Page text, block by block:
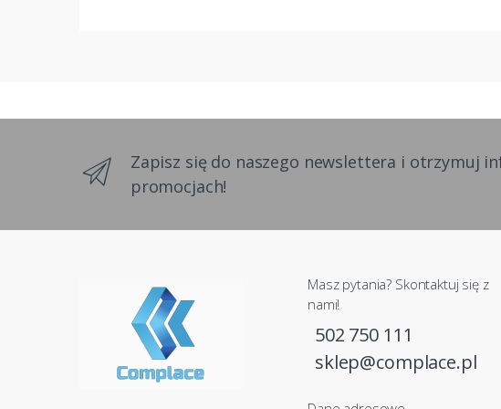
Zapisz się do naszego newslettera i otrzymuj
promocjach!
Masz pytania? Skontaktuj się z
nami!
502 750 111
sklep@complace.pl